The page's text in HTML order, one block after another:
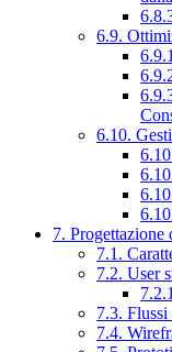
6.9.
6.10.
7. Progettazione
7.1.
7.2. User
7.3.
7.4.